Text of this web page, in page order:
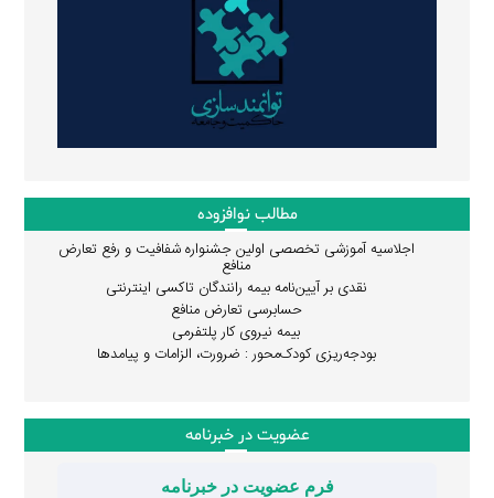
مطالب نوافزوده
اجلاسیه آموزشی تخصصی اولین جشنواره شفافیت و رفع تعارض
منافع
نقدی بر آیین‌نامه بیمه رانندگان تاکسی اینترنتی
حسابرسی تعارض منافع
بیمه نیروی کار پلتفرمی
بودجه‌ریزی کودک‌محور : ضرورت، الزامات و پیامدها
عضویت در خبرنامه
فرم عضویت در خبرنامه